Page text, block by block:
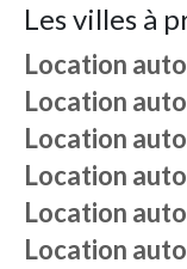
Les villes à
Location
Location
Location
Location
Location
Location